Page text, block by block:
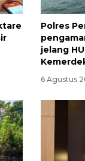
Polres
jelang
6 Agustus
08-06 13:15:00